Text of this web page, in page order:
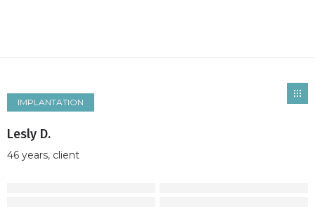
IMPLANTATION
Lesly D.
46 years, client